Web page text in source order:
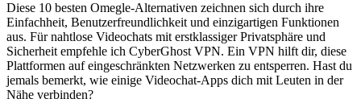
Diese 10 besten Omegle-Alternativen zeichnen sich durch ihre
Einfachheit, Benutzerfreundlichkeit und einzigartigen Funktionen
aus. Für nahtlose Videochats mit erstklassiger Privatsphäre und
Sicherheit empfehle ich CyberGhost VPN. Ein VPN hilft dir, diese
Plattformen auf eingeschränkten Netzwerken zu entsperren. Hast du
jemals bemerkt, wie einige Videochat-Apps dich mit Leuten in der
Nähe verbinden?